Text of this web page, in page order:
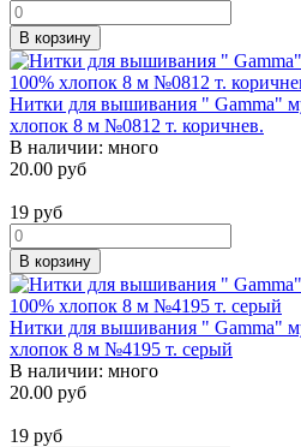
В корзину
Нитки для вышивания " Gamma"
хлопок 8 м №0812 т. коричнев.
В наличии: много
20.00 руб
19 руб
В корзину
Нитки для вышивания " Gamma"
хлопок 8 м №4195 т. серый
В наличии: много
20.00 руб
19 руб